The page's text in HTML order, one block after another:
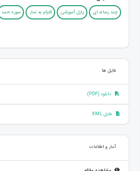
چند رسانه ای
پازل آموزشی التزام به نماز سوره حمد
فایل ها
دانلود (PDF)
فایل XML
آمار و اطلاعات